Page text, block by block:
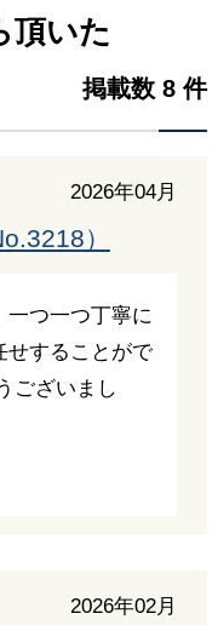
頂いた
掲載数 8 件
2026年04月
）
一つ一つ丁寧に
せすることがで
ございまし
2026年02月